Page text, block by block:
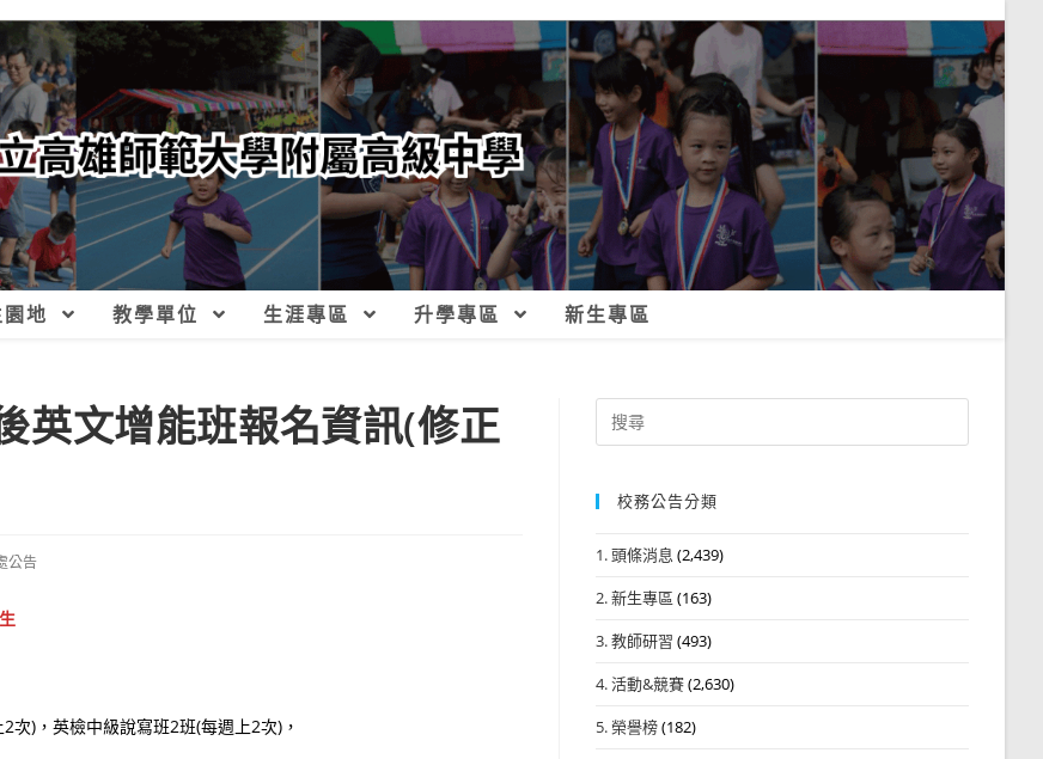
地 教學單位 生涯專區 升學專區 新生專區
英文增能班報名資訊(修正
公告
)，英檢中級說寫班2班(每週上2次)，
Search
for:
校務公告分類
1. 頭條消息 (2,439)
2. 新生專區 (163)
3. 教師研習 (493)
4. 活動&競賽(2,630)
5. 榮譽榜(182)